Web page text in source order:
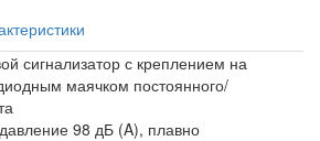
сигнализатор с креплением на
маячком постоянного/
98 дБ (A), плавно